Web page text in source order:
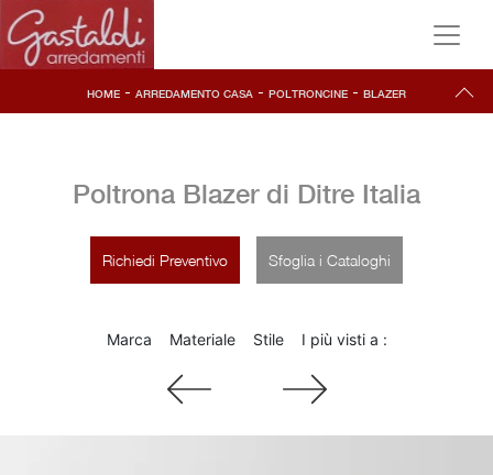
HOME - ARREDAMENTO CASA - POLTRONCINE - BLAZER
Poltrona Blazer di Ditre Italia
Richiedi Preventivo Sfoglia i Cataloghi
Marca Materiale Stile I più visti a :